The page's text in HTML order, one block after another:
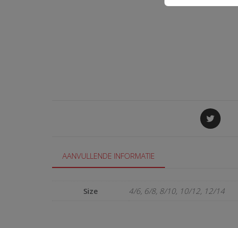
AANVULLENDE INFORMATIE
Size 4/6, 6/8, 8/10, 10/12, 12/14